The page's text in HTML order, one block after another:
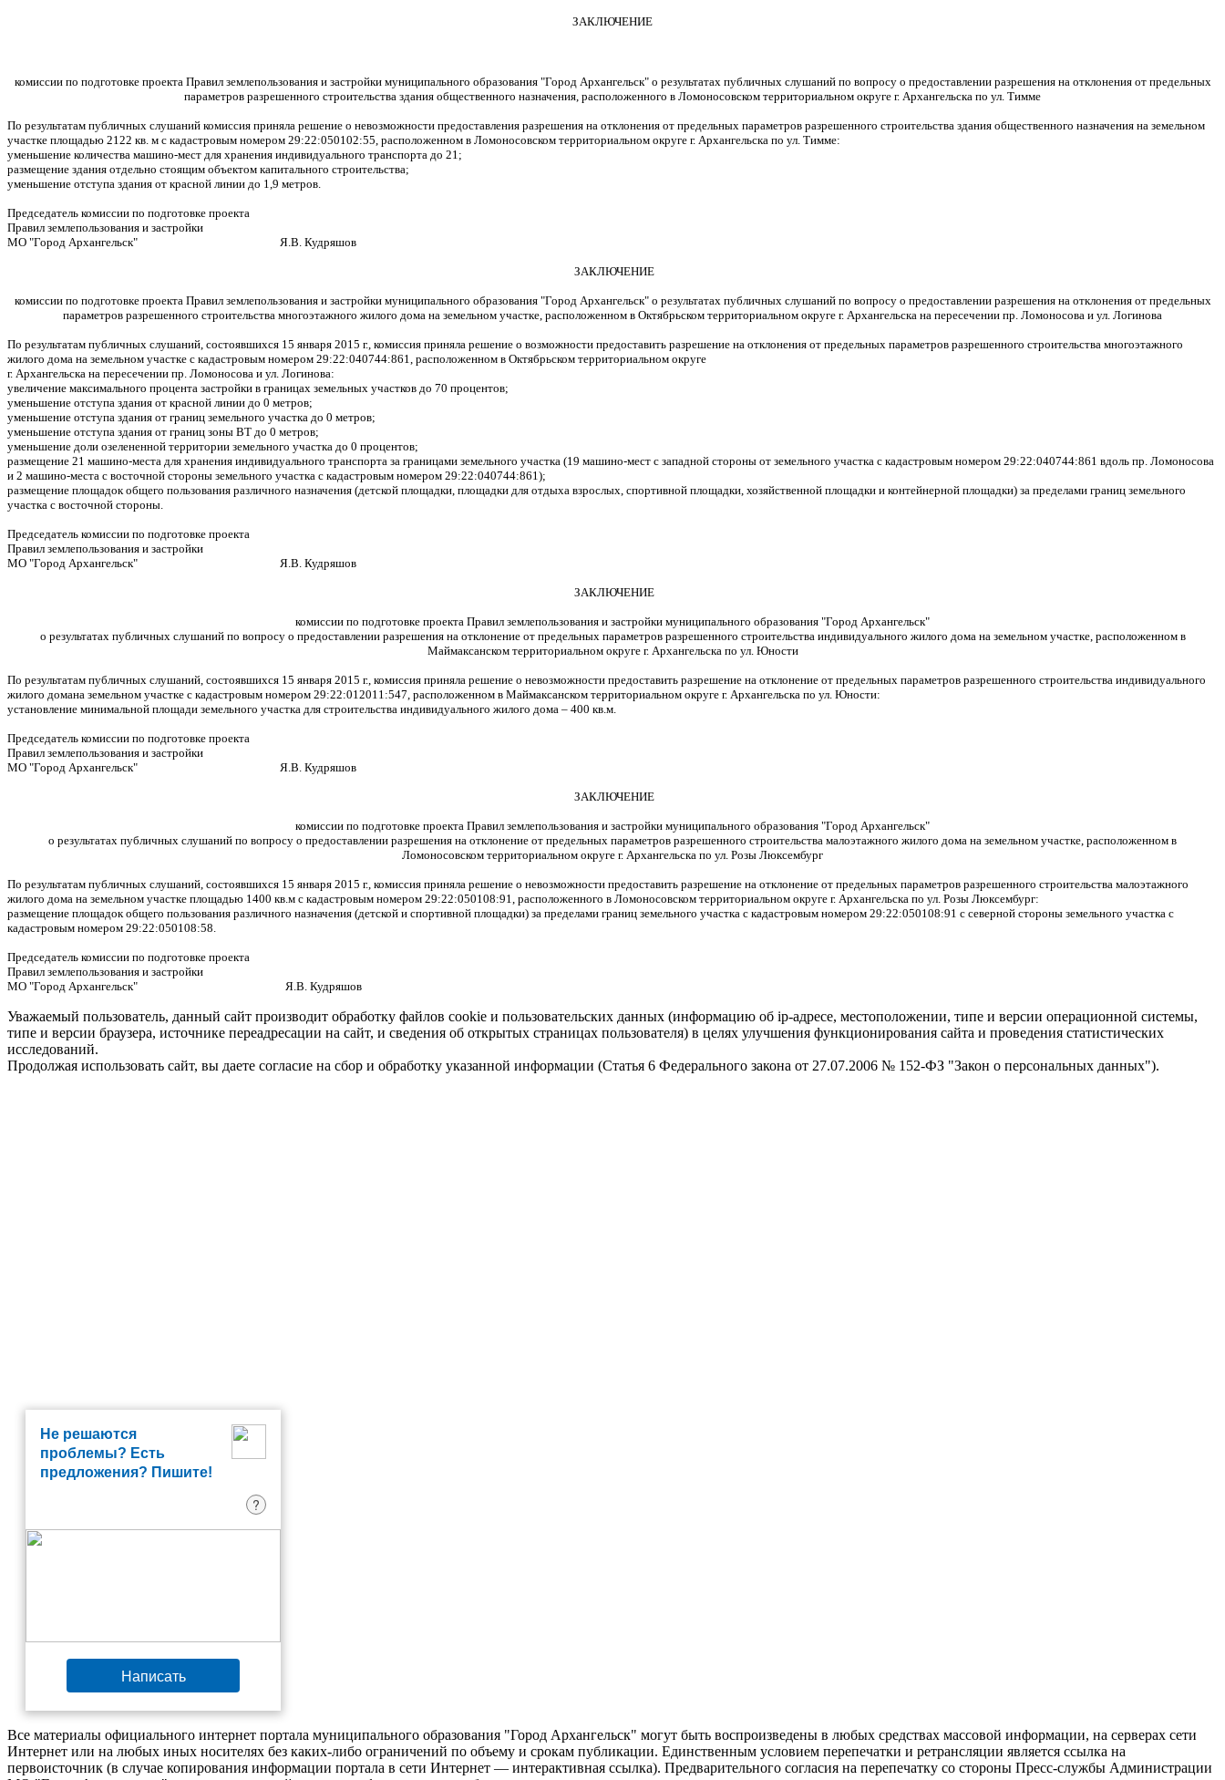
ЗАКЛЮЧЕНИЕ
комиссии по подготовке проекта Правил землепользования и застройки муниципального образования "Город Архангельск" о результатах публичных слушаний по вопросу о предоставлении разрешения на отклонения от предельных
параметров разрешенного строительства здания общественного назначения, расположенного в Ломоносовском территориальном округе г. Архангельска по ул. Тимме
По результатам публичных слушаний комиссия приняла решение о невозможности предоставления разрешения на отклонения от предельных параметров разрешенного строительства здания общественного назначения на земельном
участке площадью 2122 кв. м с кадастровым номером 29:22:050102:55, расположенном в Ломоносовском территориальном округе г. Архангельска по ул. Тимме:
уменьшение количества машино-мест для хранения индивидуального транспорта до 21;
размещение здания отдельно стоящим объектом капитального строительства;
уменьшение отступа здания от красной линии до 1,9 метров.
Председатель комиссии по подготовке проекта
Правил землепользования и застройки
МО "Город Архангельск" Я.В. Кудряшов
ЗАКЛЮЧЕНИЕ
комиссии по подготовке проекта Правил землепользования и застройки муниципального образования "Город Архангельск" о результатах публичных слушаний по вопросу о предоставлении разрешения на отклонения от предельных
параметров разрешенного строительства многоэтажного жилого дома на земельном участке, расположенном в Октябрьском территориальном округе г. Архангельска на пересечении пр. Ломоносова и ул. Логинова
По результатам публичных слушаний, состоявшихся 15 января 2015 г., комиссия приняла решение о возможности предоставить разрешение на отклонения от предельных параметров разрешенного строительства многоэтажного
жилого дома на земельном участке с кадастровым номером 29:22:040744:861, расположенном в Октябрьском территориальном округе
г. Архангельска на пересечении пр. Ломоносова и ул. Логинова:
увеличение максимального процента застройки в границах земельных участков до 70 процентов;
уменьшение отступа здания от красной линии до 0 метров;
уменьшение отступа здания от границ земельного участка до 0 метров;
уменьшение отступа здания от границ зоны ВТ до 0 метров;
уменьшение доли озелененной территории земельного участка до 0 процентов;
размещение 21 машино-места для хранения индивидуального транспорта за границами земельного участка (19 машино-мест с западной стороны от земельного участка с кадастровым номером 29:22:040744:861 вдоль пр. Ломоносова
и 2 машино-места с восточной стороны земельного участка с кадастровым номером 29:22:040744:861);
размещение площадок общего пользования различного назначения (детской площадки, площадки для отдыха взрослых, спортивной площадки, хозяйственной площадки и контейнерной площадки) за пределами границ земельного
участка с восточной стороны.
Председатель комиссии по подготовке проекта
Правил землепользования и застройки
МО "Город Архангельск" Я.В. Кудряшов
ЗАКЛЮЧЕНИЕ
комиссии по подготовке проекта Правил землепользования и застройки муниципального образования "Город Архангельск"
о результатах публичных слушаний по вопросу о предоставлении разрешения на отклонение от предельных параметров разрешенного строительства индивидуального жилого дома на земельном участке, расположенном в
Маймаксанском территориальном округе г. Архангельска по ул. Юности
По результатам публичных слушаний, состоявшихся 15 января 2015 г., комиссия приняла решение о невозможности предоставить разрешение на отклонение от предельных параметров разрешенного строительства индивидуального
жилого домана земельном участке с кадастровым номером 29:22:012011:547, расположенном в Маймаксанском территориальном округе г. Архангельска по ул. Юности:
установление минимальной площади земельного участка для строительства индивидуального жилого дома – 400 кв.м.
Председатель комиссии по подготовке проекта
Правил землепользования и застройки
МО "Город Архангельск" Я.В. Кудряшов
ЗАКЛЮЧЕНИЕ
комиссии по подготовке проекта Правил землепользования и застройки муниципального образования "Город Архангельск"
о результатах публичных слушаний по вопросу о предоставлении разрешения на отклонение от предельных параметров разрешенного строительства малоэтажного жилого дома на земельном участке, расположенном в
Ломоносовском территориальном округе г. Архангельска по ул. Розы Люксембург
По результатам публичных слушаний, состоявшихся 15 января 2015 г., комиссия приняла решение о невозможности предоставить разрешение на отклонение от предельных параметров разрешенного строительства малоэтажного
жилого дома на земельном участке площадью 1400 кв.м с кадастровым номером 29:22:050108:91, расположенного в Ломоносовском территориальном округе г. Архангельска по ул. Розы Люксембург:
размещение площадок общего пользования различного назначения (детской и спортивной площадки) за пределами границ земельного участка с кадастровым номером 29:22:050108:91 с северной стороны земельного участка с
кадастровым номером 29:22:050108:58.
Председатель комиссии по подготовке проекта
Правил землепользования и застройки
МО "Город Архангельск" Я.В. Кудряшов
Уважаемый пользователь, данный сайт производит обработку файлов cookie и пользовательских данных (информацию об ip-адресе, местоположении, типе и версии операционной системы,
типе и версии браузера, источнике переадресации на сайт, и сведения об открытых страницах пользователя) в целях улучшения функционирования сайта и проведения статистических
исследований.
Продолжая использовать сайт, вы даете согласие на сбор и обработку указанной информации (Статья 6 Федерального закона от 27.07.2006 № 152-ФЗ "Закон о персональных данных").
Не решаются
проблемы? Есть
предложения? Пишите!
?
Написать
Все материалы официального интернет портала муниципального образования "Город Архангельск" могут быть воспроизведены в любых средствах массовой информации, на серверах сети
Интернет или на любых иных носителях без каких-либо ограничений по объему и срокам публикации. Единственным условием перепечатки и ретрансляции является ссылка на
первоисточник (в случае копирования информации портала в сети Интернет — интерактивная ссылка). Предварительного согласия на перепечатку со стороны Пресс-службы Администрации